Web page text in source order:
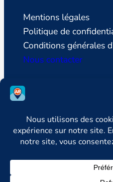
Mentions légales
Politique de
Conditions générales
Nous contacter
SUIVEZ LA LIGUE DE
Facebook